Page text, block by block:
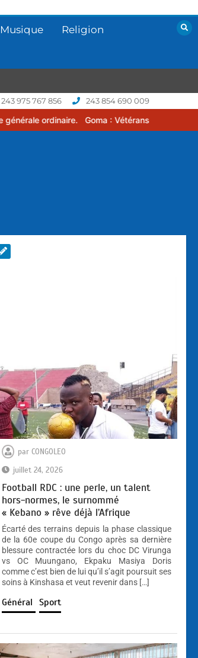
Musique Religion
243 975 767 856 243 854 690 009
Goma : Vétérans Cup 2026 -2027, une
par CONGOLEO
juillet 24, 2026
Football RDC : une perle, un talent
hors-normes, le surnommé
« Kebano » rêve déjà l’Afrique
Écarté des terrains depuis la phase classique
de la 60e coupe du Congo après sa dernière
blessure contractée lors du choc DC Virunga
vs OC Muungano, Ekpaku Masiya Doris
comme c’est bien de lui qu’il s’agit poursuit ses
soins à Kinshasa et veut revenir dans […]
Général Sport